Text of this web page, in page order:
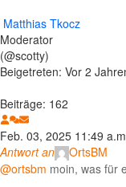
Matthias Tkocz
Moderator
(@scotty)
Beigetreten: Vor 2
Beiträge: 162
Feb. 03, 2025 11:49
Antwort an
OrtsBM
@ortsbm moin, was für